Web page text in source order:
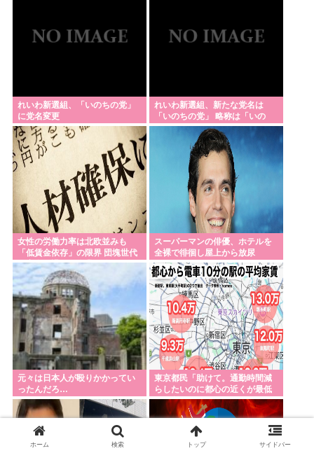
で航空機衝突防止装置（TCAS）の警報が作動したト
Powered by livedoor 相互RSS
れいわ新選組、「いのちの党」
に党名変更
れいわ新選組、新たな党名は
「いのちの党」 略称は「いの
ち」
女性の労働力率は北欧並みも
「低賃金依存」の限界 団塊世代
の完全引退で、企業が迫られ
る”最後の選択”
スーパーマンの俳優、ホテルを
全裸で徘徊し屋上から放尿
元々は日本人が殴りかかってい
ったんだろ…
東京都民「助けて。通勤時間減
らしたいのに都心の近くが最低
10万払わないと住めないの」
ホーム 検索 トップ サイドバー